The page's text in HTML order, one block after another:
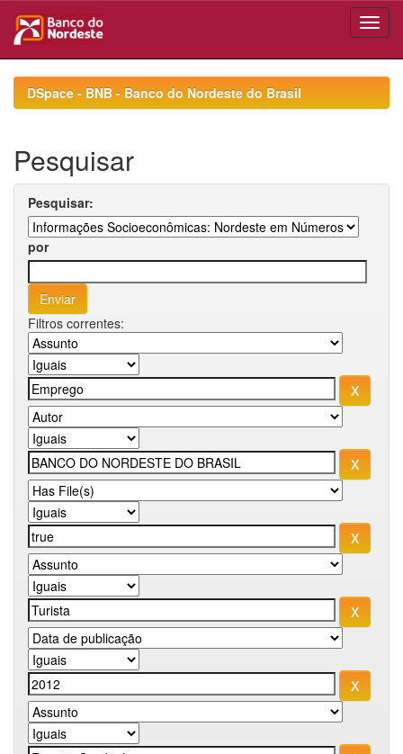
navigationDSpace - BNB - Banco do Nordeste do Brasil
Pesquisar
Pesquisar:
por
Filtros correntes: